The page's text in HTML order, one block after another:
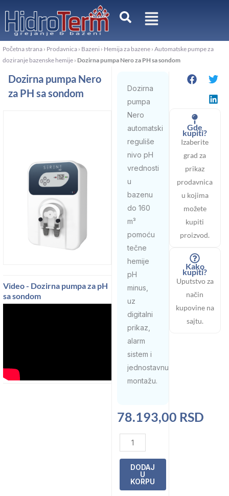
sadržaj
Početna strana › Prodavnica › Bazeni › Hemija za bazene › Automatske pumpe za
doziranje bazenske hemije › Dozirna pumpa Nero za PH sa sondom
Dozirna pumpa Nero
za PH sa sondom
Video - Dozirna pumpa za pH
sa sondom
Dozirna
pumpa
Nero
automatski
reguliše
nivo pH
vrednosti
u
bazenu
do 160
m³
pomoću
tečne
hemije
pH
minus,
uz
digitalni
prikaz,
alarm
sistem i
jednostavnu
montažu.
78.193,00 RSD
Dozirna
pumpa
Nero
PH
DODAJ
U
KORPU
Gde
kupiti?
Izaberite
grad za
prikaz
prodavnica
u kojima
možete
kupiti
proizvod.
Kako
kupiti?
Uputstvo za
način
kupovine na
sajtu.